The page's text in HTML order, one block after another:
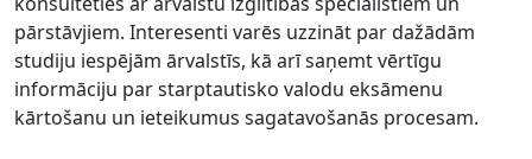
pārstāvjiem. Interesenti varēs uzzināt par dažādām
studiju iespējām ārvalstīs, kā arī saņemt vērtīgu
informāciju par starptautisko valodu eksāmenu
kārtošanu un ieteikumus sagatavošanās procesam.